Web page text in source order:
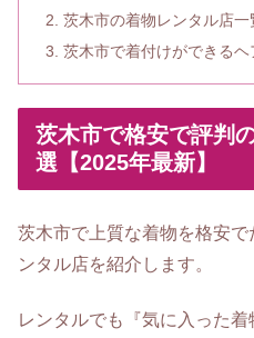
茨木市の着物レンタル店一
茨木市で着付けができる
茨木市で格安で評判
選【2025年最新】
茨木市で 上質な着物を格安
ンタル店を紹介します。
レンタルでも『気に入った